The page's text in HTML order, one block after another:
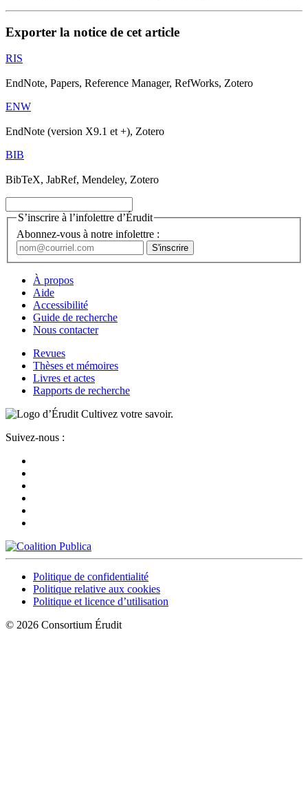
Exporter la notice de cet article
RIS
EndNote, Papers, Reference Manager, RefWorks, Zotero
ENW
EndNote (version X9.1 et +), Zotero
BIB
BibTeX, JabRef, Mendeley, Zotero
S’inscrire à l’infolettre d’Érudit
Abonnez-vous à notre infolettre :
À propos
Aide
Accessibilité
Guide de recherche
Nous contacter
Revues
Thèses et mémoires
Livres et actes
Rapports de recherche
Cultivez votre savoir.
Suivez-nous :
Politique de confidentialité
Politique relative aux cookies
Politique et licence d’utilisation
© 2026 Consortium Érudit